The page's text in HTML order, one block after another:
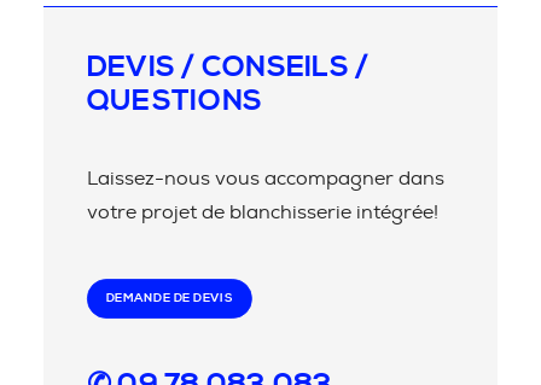
DEVIS / CONSEILS /
QUESTIONS
Laissez-nous vous accompagner dans
votre projet de blanchisserie intégrée!
DEMANDE DE DEVIS